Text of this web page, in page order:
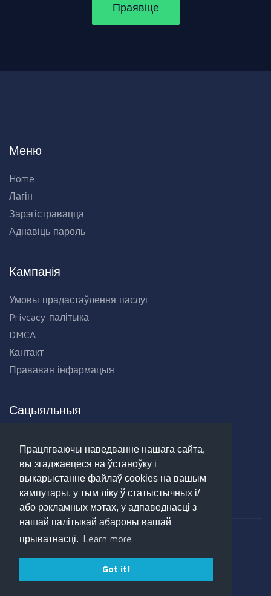
Працягваючы наведванне нашага сайта,
вы згаджаецеся на ўстаноўку і
выкарыстанне файлаў cookies на вашым
кампутары, у тым ліку ў статыстычных і/
або рэкламных мэтах, у адпаведнасці з
нашай палітыкай абароны вашай
прыватнасці. Learn more
Got it!
Праявіце
Меню
Home
Лагін
Зарэгістравацца
Аднавіць пароль
Кампанія
Умовы прадастаўлення паслуг
Privcacy палітыка
DMCA
Кантакт
Прававая інфармацыя
Сацыяльныя
Twitter
Google+
Варыянты аплаты